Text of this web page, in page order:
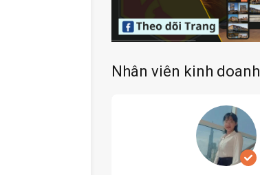
Nhân viên kinh doanh